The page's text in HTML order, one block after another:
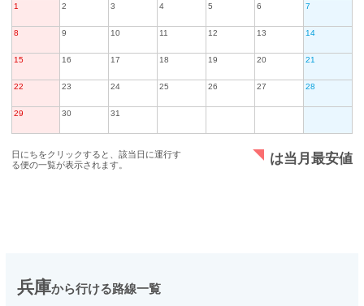
1 2 3 4 5 6 7
8 9 10 11 12 13 14
15 16 17 18 19 20 21
22 23 24 25 26 27 28
29 30 31
日にちをクリックすると、該当日に運行す
る便の一覧が表示されます。
は当月最安値
兵庫から行ける路線一覧